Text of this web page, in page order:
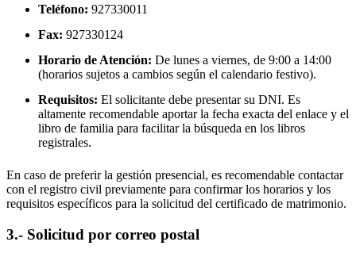
Teléfono: 927330011
Fax: 927330124
Horario de Atención: De lunes a viernes, de 9:00 a 14:00
(horarios sujetos a cambios según el calendario festivo).
Requisitos: El solicitante debe presentar su DNI. Es
altamente recomendable aportar la fecha exacta del enlace y el
libro de familia para facilitar la búsqueda en los libros
registrales.
En caso de preferir la gestión presencial, es recomendable contactar
con el registro civil previamente para confirmar los horarios y los
requisitos específicos para la solicitud del certificado de matrimonio.
3.- Solicitud por correo postal